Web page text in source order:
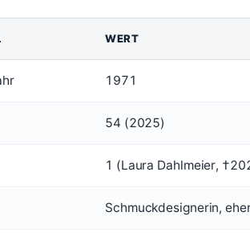
WERT
1971
54 (2025)
1 (Laura Dahlmeier,
Schmuckdesignerin,